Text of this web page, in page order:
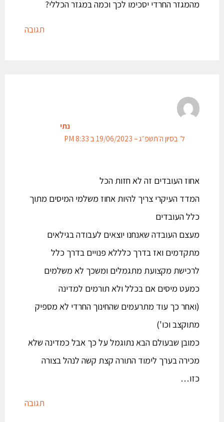
מהמגזר החרדי יסכימו לכך וכמה במגזר הכללי?
תגובה
נתי
ל׳ בסיון ה׳תשפ״ג – 19/06/2023 ב 8:33 PM
אחוז העובדים זה לא חזות הכל
המדד העיקרי צריך להיות אחוז משלמי המיסים מתוך
כלל העובדים
מעצם העובדה שאנחנו יוצאים לעבודה בגילאים
מתקדמים ואז בדרך כלללא פנויים בדרך כלל
לרכישת מקצועת מתגמלים ומשכך לא משלמים
כמעט מיסים אם בכלל ולא תורמים למדינה
(ואחר כך עוד מתרעמים שהחינוך החרדי לא מספיק
מתוקצב וכו')
כמובן שבעולם הבא נתוגמל על כך אבל כמדינה שלא
מכירה בערך לימוד התורה קצת קשה לנהל בצורה
כזו…
תגובה